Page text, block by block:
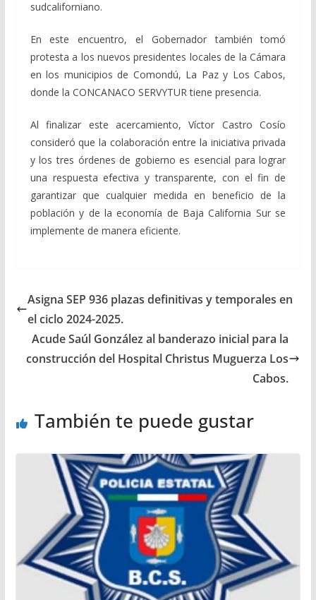
sudcaliforniano.
En este encuentro, el Gobernador también tomó
protesta a los nuevos presidentes locales de la Cámara
en los municipios de Comondú, La Paz y Los Cabos,
donde la CONCANACO SERVYTUR tiene presencia.
Al finalizar este acercamiento, Víctor Castro Cosío
consideró que la colaboración entre la iniciativa privada
y los tres órdenes de gobierno es esencial para lograr
una respuesta efectiva y transparente, con el fin de
garantizar que cualquier medida en beneficio de la
población y de la economía de Baja California Sur se
implemente de manera eficiente.
Asigna SEP 936 plazas definitivas y temporales en
el ciclo 2024-2025.
Acude Saúl González al banderazo inicial para la
construcción del Hospital Christus Muguerza Los
Cabos.
También te puede gustar